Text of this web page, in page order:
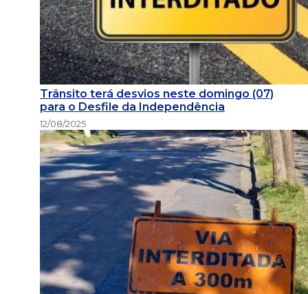
Trânsito terá desvios neste domingo (07)
para o Desfile da Independência
12/08/2025